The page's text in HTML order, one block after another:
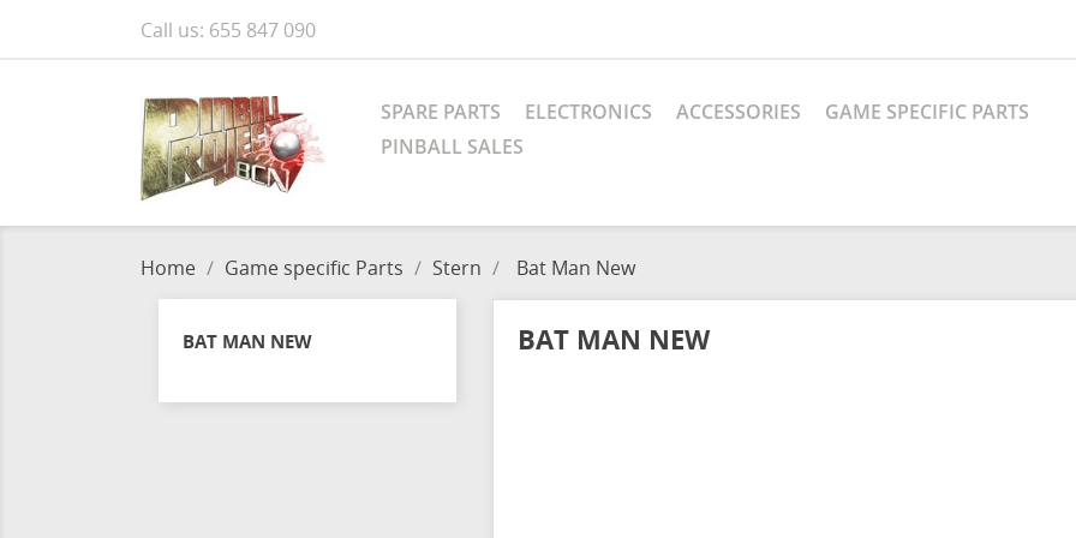
Call us: 655 847 090
SPARE PARTS ELECTRONICS ACCESSORIES
GAME SPECIFIC PARTS
PINBALL SALES
Home Game specific Parts Stern Bat Man New
BAT MAN NEW BAT MAN NEW